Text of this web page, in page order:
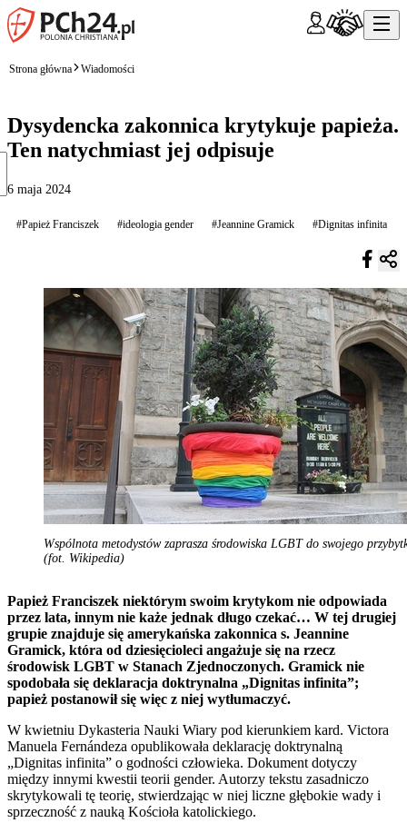
Strona główna Wiadomości
Dysydencka zakonnica krytykuje papieża.
Ten natychmiast jej odpisuje
6 maja 2024
#Papież Franciszek #ideologia gender #Jeannine Gramick #Dignitas infinita
Wspólnota metodystów zaprasza środowiska LGBT do swojego
(fot. Wikipedia)
Papież Franciszek niektórym swoim krytykom nie odpowiada
przez lata, innym nie każe jednak długo czekać… W tej drugiej
grupie znajduje się amerykańska zakonnica s. Jeannine
Gramick, która od dziesięcioleci angażuje się na rzecz
środowisk LGBT w Stanach Zjednoczonych. Gramick nie
spodobała się deklaracja doktrynalna „Dignitas infinita”;
papież postanowił się więc z niej wytłumaczyć.
W kwietniu Dykasteria Nauki Wiary pod kierunkiem kard. Victora
Manuela Fernándeza opublikowała deklarację doktrynalną
„Dignitas infinita” o godności człowieka. Dokument dotyczy
między innymi kwestii teorii gender. Autorzy tekstu zasadniczo
skrytykowali tę teorię, stwierdzając w niej liczne głębokie wady i
sprzeczność z nauką Kościoła katolickiego.